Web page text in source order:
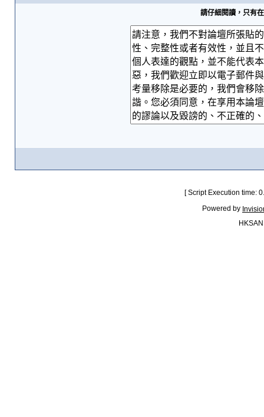
請仔細閱讀，只有
[ Script Execution time:
Powered by